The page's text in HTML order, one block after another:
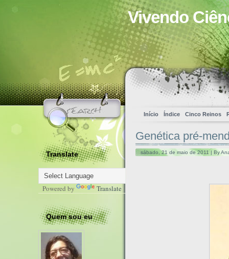
Vivendo
Início Índice Cinco Reinos
Translate
Powered by Translate
Quem sou eu
Genética pré-
sábado, 21 de maio de 2011 | By